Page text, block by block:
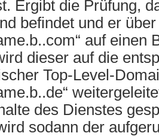
Ergibt die Prüfung,
befindet und er
auf einen
dieser auf die
Top-Level-
des Dienstes
sodann der